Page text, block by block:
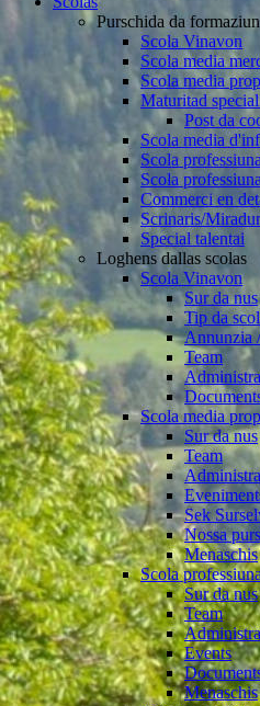
Purschida da formaziun
Scola Vinavon
Scola media
Scola media
Maturitad
Post da
Scola media
Scola
Scola
Commerci en
Scrinaris/
Special talentai
Loghens dallas scolas
Scola Vinavon
Sur da nus
Tip da
Annunzia
Team
Scola media
Sur da nus
Team
Sek
Nossa
Menaschis
Scola
Sur da nus
Team
Events
Menaschis